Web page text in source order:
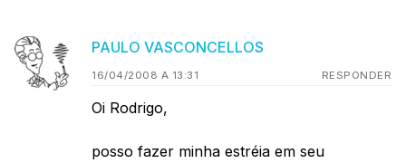
PAULO VASCONCELLOS
16/04/2008 A 13:31 RESPONDER
Oi Rodrigo,
posso fazer minha estréia em seu